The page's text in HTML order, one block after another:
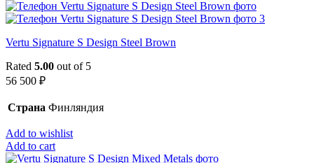
Vertu Signature S Design Steel Brown
Rated 5.00 out of 5
56 500 ₽
Страна Финляндия
Add to wishlist
Add to cart